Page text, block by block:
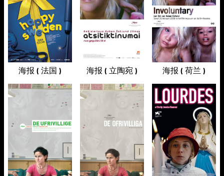
海报 ( 法国 ) 海报 ( 立陶宛 ) 海报 ( 荷兰 )